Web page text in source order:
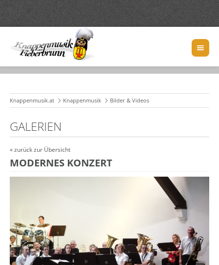
Knappenmusik.at Knappenmusik Bilder & Videos
GALERIEN
« zurück zur Übersicht
MODERNES KONZERT